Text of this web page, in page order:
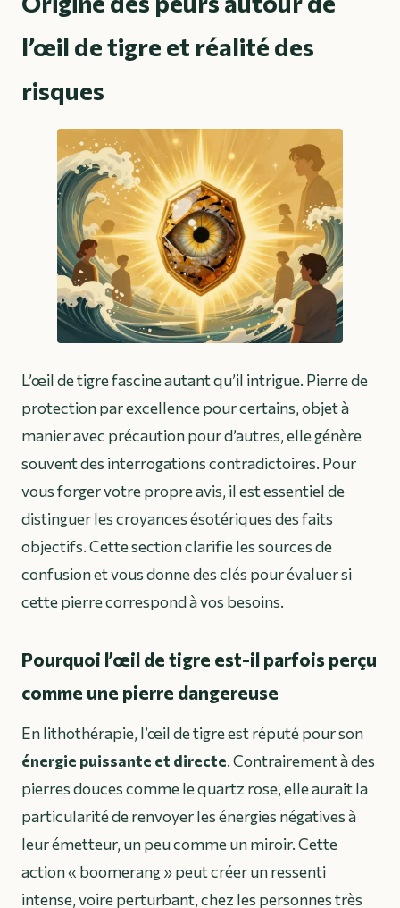
l’œil de tigre et réalité des
risques
L’œil de tigre fascine autant qu’il intrigue. Pierre de
protection par excellence pour certains, objet à
manier avec précaution pour d’autres, elle génère
souvent des interrogations contradictoires. Pour
vous forger votre propre avis, il est essentiel de
distinguer les croyances ésotériques des faits
objectifs. Cette section clarifie les sources de
confusion et vous donne des clés pour évaluer si
cette pierre correspond à vos besoins.
Pourquoi l’œil de tigre est-il parfois perçu
comme une pierre dangereuse
En lithothérapie, l’œil de tigre est réputé pour son
énergie puissante et directe. Contrairement à des
pierres douces comme le quartz rose, elle aurait la
particularité de renvoyer les énergies négatives à
leur émetteur, un peu comme un miroir. Cette
action « boomerang » peut créer un ressenti
intense, voire perturbant, chez les personnes très